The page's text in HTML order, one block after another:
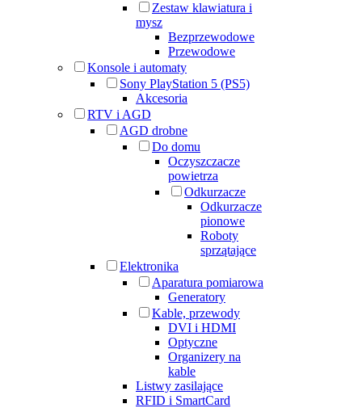
Zestaw klawiatura i
mysz
Bezprzewodowe
Przewodowe
Konsole i automaty
Sony PlayStation 5 (PS5)
Akcesoria
RTV i AGD
AGD drobne
Do domu
Oczyszczacze
powietrza
Odkurzacze
Odkurzacze
pionowe
Roboty
sprzątające
Elektronika
Aparatura pomiarowa
Generatory
Kable, przewody
DVI i HDMI
Optyczne
Organizery na
kable
Listwy zasilające
RFID i SmartCard